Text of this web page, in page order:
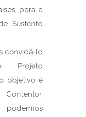
para a
Sustento
convidá-lo
Projeto
objetivo é